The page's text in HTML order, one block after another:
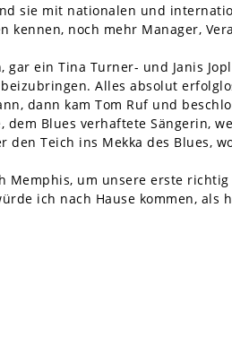
sie mit nationalen und
noch mehr Manager,
gar ein Tina Turner- und Janis
Alles absolut
dann kam Tom Ruf und
Blues verhaftete Sängerin,
Teich ins Mekka des Blues,
Memphis, um unsere erste
ich nach Hause kommen, als